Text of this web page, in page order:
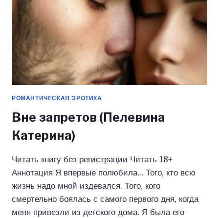
РОМАНТИЧЕСКАЯ ЭРОТИКА
Вне запретов (Пелевина
Катерина)
Читать книгу без регистрации Читать 18+
Аннотация Я впервые полюбила… Того, кто всю
жизнь надо мной издевался. Того, кого
смертельно боялась с самого первого дня, когда
меня привезли из детского дома. Я была его